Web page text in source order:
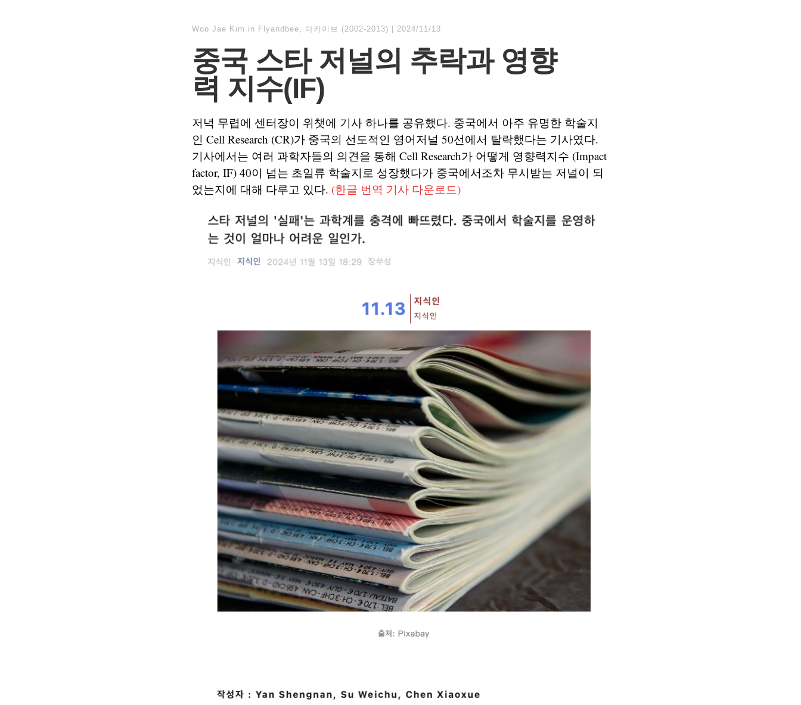
Woo Jae Kim in Flyandbee, 아카이브 (2002-2013) 2024/11/13
중국 스타 저널의 추락과 영향
력 지수(IF)
저녁 무렵에 센터장이 위챗에 기사 하나를 공유했다. 중국에서 아주 유명한 학술지
인 Cell Research (CR)가 중국의 선도적인 영어저널 50선에서 탈락했다는 기사였다.
기사에서는 여러 과학자들의 의견을 통해 Cell Research가 어떻게 영향력지수 (Impact
factor, IF) 40이 넘는 초일류 학술지로 성장했다가 중국에서조차 무시받는 저널이 되
었는지에 대해 다루고 있다. (한글 번역 기사 다운로드)